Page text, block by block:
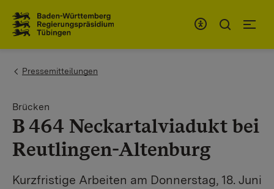
You are here:
Pressemitteilungen
Brücken
B 464 Neckartalviadukt bei
Reutlingen-Altenburg
Kurzfristige Arbeiten am Donnerstag, 18. Juni